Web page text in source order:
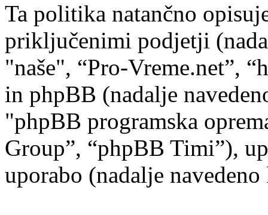
Ta politika natančno
priključenimi podjetji
"naše", “Pro-Vreme.net”,
in phpBB (nadalje
"phpBB programska
Group”, “phpBB Timi”),
uporabo (nadalje